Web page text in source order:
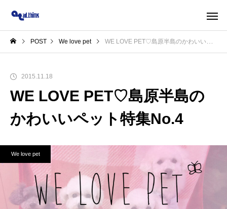
POST We love pet WE LOVE PET♡島原半島のかわいいペット特集No.4
2015.11.18
WE LOVE PET♡島原半島の
かわいいペット特集No.4
We love pet